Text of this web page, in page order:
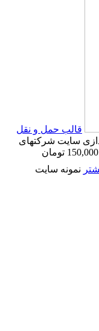
قالب حمل و نقل
سایت شرکتهای
نمونه سایت